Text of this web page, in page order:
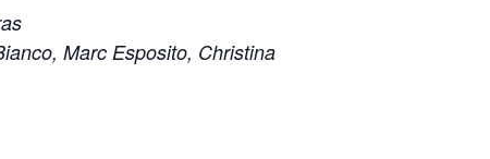
Marc Esposito, Christina